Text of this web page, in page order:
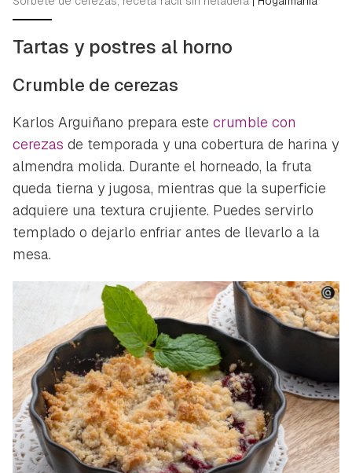
Tartas y postres al horno
Crumble de cerezas
Karlos Arguiñano prepara este crumble con
cerezas de temporada y una cobertura de harina y
almendra molida. Durante el horneado, la fruta
queda tierna y jugosa, mientras que la superficie
adquiere una textura crujiente. Puedes servirlo
templado o dejarlo enfriar antes de llevarlo a la
mesa.